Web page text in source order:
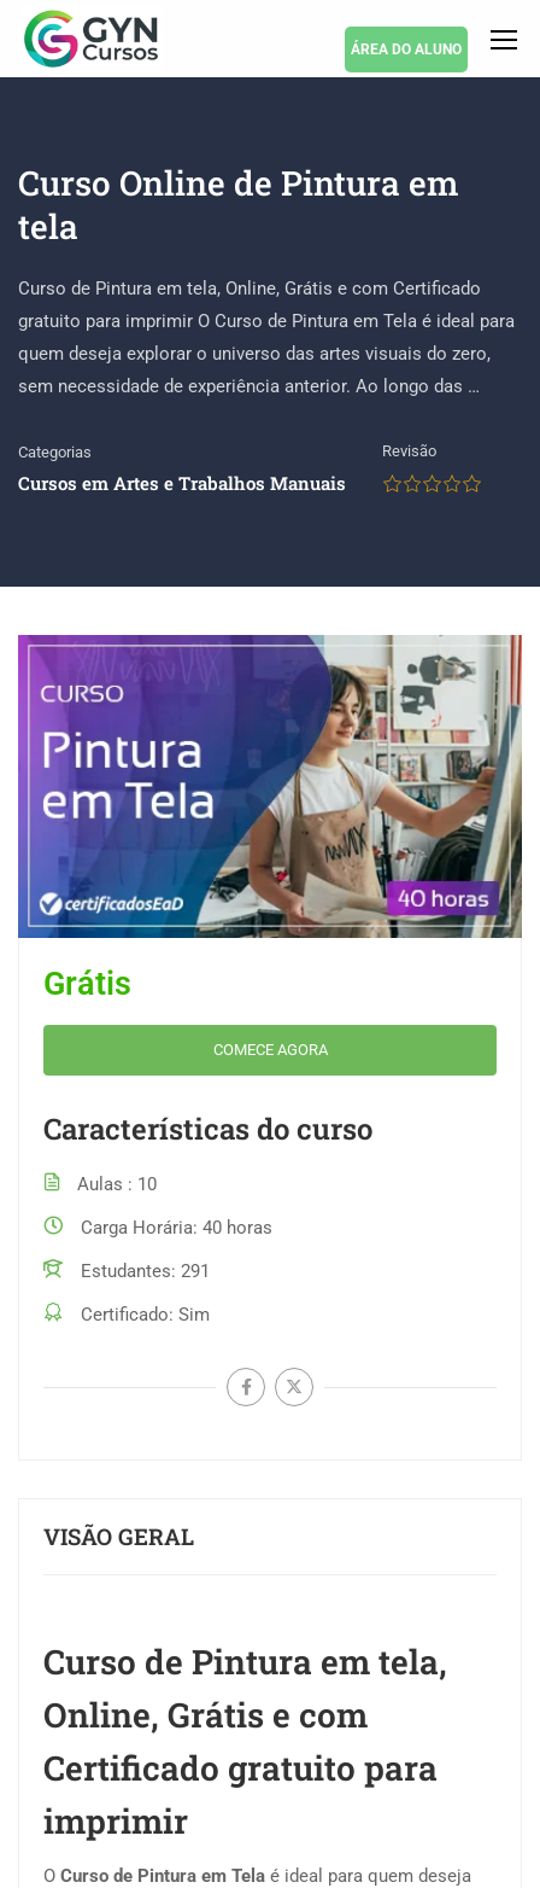
ÁREA DO ALUNO
Curso Online de Pintura em
tela
Curso de Pintura em tela, Online, Grátis e com Certificado
gratuito para imprimir O Curso de Pintura em Tela é ideal para
quem deseja explorar o universo das artes visuais do zero,
sem necessidade de experiência anterior. Ao longo das …
Categorias
Cursos em Artes e Trabalhos Manuais
Revisão
VISÃO GERAL
Curso de Pintura em tela,
Online, Grátis e com
Certificado gratuito para
imprimir
O Curso de Pintura em Tela é ideal para quem deseja
Grátis
COMECE AGORA
Características do curso
Aulas
10
Carga Horária 40 horas
Estudantes 291
Certificado Sim